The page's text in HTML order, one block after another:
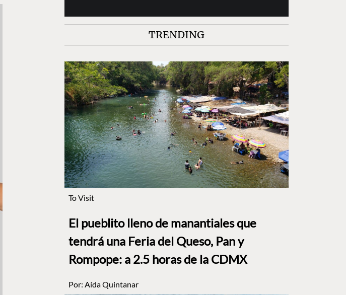
TRENDING
To Visit
El pueblito lleno de manantiales que
tendrá una Feria del Queso, Pan y
Rompope: a 2.5 horas de la CDMX
Por: Aída Quintanar